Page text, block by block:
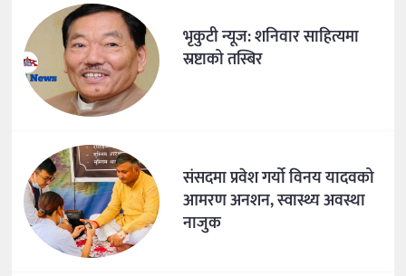
भृकुटी न्यूज: शनिवार साहित्यमा
स्रष्टाको तस्बिर
संसदमा प्रवेश गर्यो विनय यादवको
आमरण अनशन, स्वास्थ्य अवस्था
नाजुक